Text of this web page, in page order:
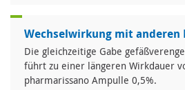
Wechselwirkung mit
Die gleichzeitige Gabe
führt zu einer längeren Wirkdauer
pharmarissano Ampulle 0,5%.